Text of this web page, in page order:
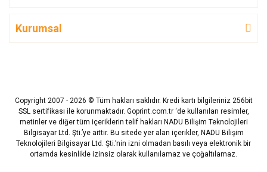
Kurumsal
Copyright 2007 - 2026 © Tüm hakları saklıdır. Kredi kartı bilgileriniz 256bit
SSL sertifikası ile korunmaktadır. Goprint.com.tr ‘de kullanılan resimler,
metinler ve diğer tüm içeriklerin telif hakları NADU Bilişim Teknolojileri
Bilgisayar Ltd. Şti.’ye aittir. Bu sitede yer alan içerikler, NADU Bilişim
Teknolojileri Bilgisayar Ltd. Şti.’nin izni olmadan basılı veya elektronik bir
ortamda kesinlikle izinsiz olarak kullanılamaz ve çoğaltılamaz.